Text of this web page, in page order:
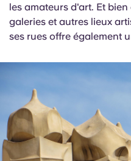
les amateurs d'art. Et
galeries et autres lieux
ses rues offre également